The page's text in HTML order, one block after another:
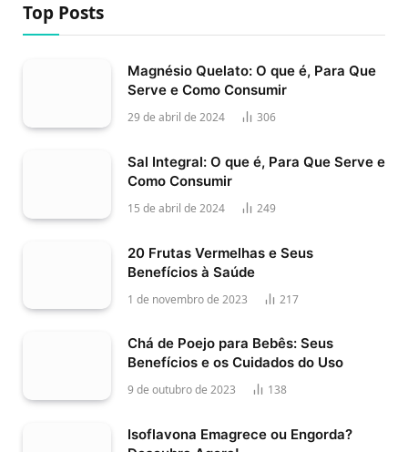
Top Posts
Magnésio Quelato: O que é, Para Que
Serve e Como Consumir
29 de abril de 2024 306
Sal Integral: O que é, Para Que Serve e
Como Consumir
15 de abril de 2024 249
20 Frutas Vermelhas e Seus
Benefícios à Saúde
1 de novembro de 2023 217
Chá de Poejo para Bebês: Seus
Benefícios e os Cuidados do Uso
9 de outubro de 2023 138
Isoflavona Emagrece ou Engorda?